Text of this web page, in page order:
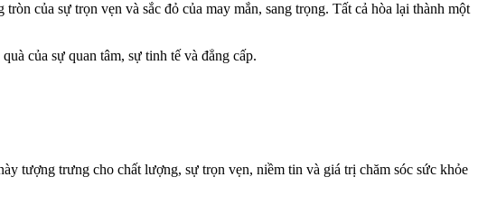
của sự trọn vẹn và sắc đỏ của may mắn, sang trọng. Tất cả hòa lại thành một
của sự quan tâm, sự tinh tế và đẳng cấp.
tượng trưng cho chất lượng, sự trọn vẹn, niềm tin và giá trị chăm sóc sức khỏe